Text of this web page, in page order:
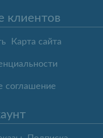
клиентов
Карта сайта
соглашение